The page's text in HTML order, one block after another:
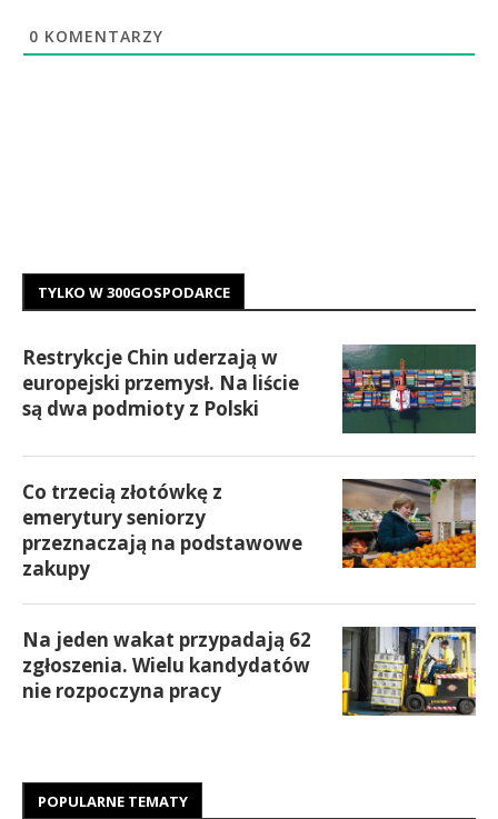
0 KOMENTARZY
TYLKO W 300GOSPODARCE
Restrykcje Chin uderzają w
europejski przemysł. Na liście
są dwa podmioty z Polski
Co trzecią złotówkę z
emerytury seniorzy
przeznaczają na podstawowe
zakupy
Na jeden wakat przypadają 62
zgłoszenia. Wielu kandydatów
nie rozpoczyna pracy
POPULARNE TEMATY